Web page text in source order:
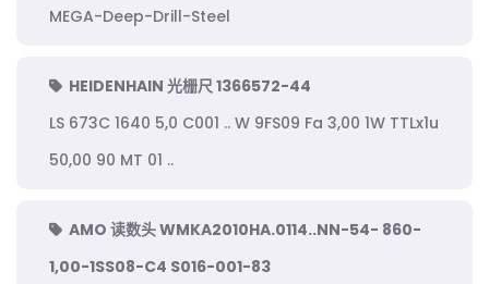
MEGA-Deep-Drill-Steel
HEIDENHAIN 光栅尺 1366572-44
LS 673C 1640 5,0 C001 .. W 9FS09 Fa 3,00 1W TTLx1u
50,00 90 MT 01 ..
AMO 读数头 WMKA2010HA.0114..NN-54- 860-
1,00-1SS08-C4 S016-001-83